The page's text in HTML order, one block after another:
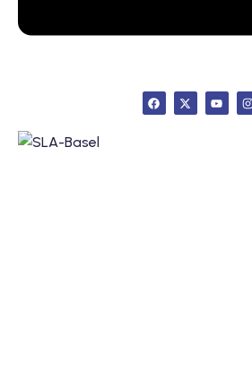
Französisch